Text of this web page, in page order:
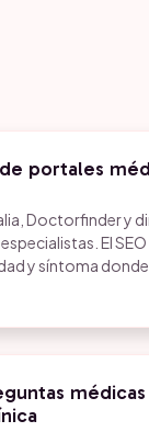
portales
Doctorfinder y
El
y síntoma